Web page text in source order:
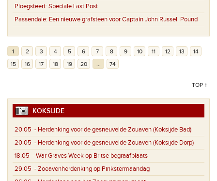
Ploegsteert: Speciale Last Post
Passendale: Een nieuwe grafsteen voor Captain John Russell Pound
1 2 3 4 5 6 7 8 9 10 11 12 13
14
15
16 17 18 19 20 ... 74
TOP ↑
KOKSIJDE
20.05 - Herdenking voor de gesneuvelde Zouaven (Koksijde Bad)
20.05 - Herdenking voor de gesneuvelde Zouaven (Koksijde Dorp)
18.05 - War Graves Week op Britse begraafplaats
29.05 - Zoeavenherdenking op Pinkstermaandag